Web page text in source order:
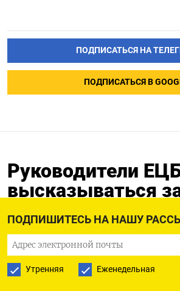
ПОДПИШИТЕСЬ НА НАШУ
Утренняя Еженедельная
ПОДПИСАТЬСЯ НА
ПОДПИСАТЬСЯ В
Руководители
высказываться
конфискацию
резервов
10.03.2025